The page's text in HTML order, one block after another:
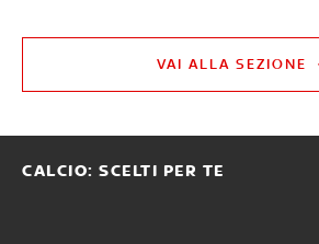
VAI ALLA SEZIONE
CALCIO: SCELTI PER TE